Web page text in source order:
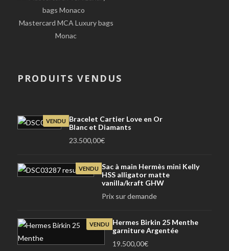
Mastercard MCA Luxury bags
Monac
PRODUITS VENDUS
VENDU
Bracelet Cartier Love en Or
Blanc et Diamants
23.500,00€
VENDU Sac à main Hermès mini Kelly
HSS alligator matte
vanilla/kraft GHW
Prix sur demande
VENDU
Hermes Birkin 25 Menthe
garniture Argentée
19.500,00€